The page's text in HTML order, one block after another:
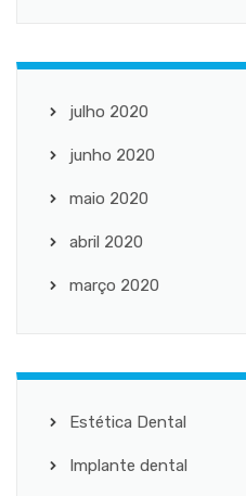
julho 2020
junho 2020
maio 2020
abril 2020
março 2020
Estética Dental
Implante dental